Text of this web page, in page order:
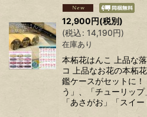
12,900円(税別)
(税込: 14,190円)
在庫あり
本柘花はんこ 上品な
コ 上品なお花の本柘
鑑ケースがセットに
う」、「チューリップ
「あさがお」「スイ